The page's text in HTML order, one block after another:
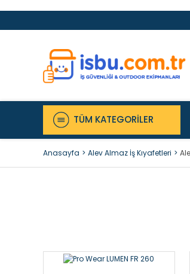
TÜM KATEGORİLER
Anasayfa Alev Almaz İş Kıyafetleri